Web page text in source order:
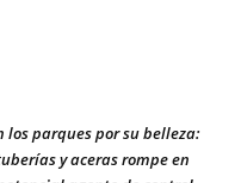
los parques por su belleza:
y aceras rompe en